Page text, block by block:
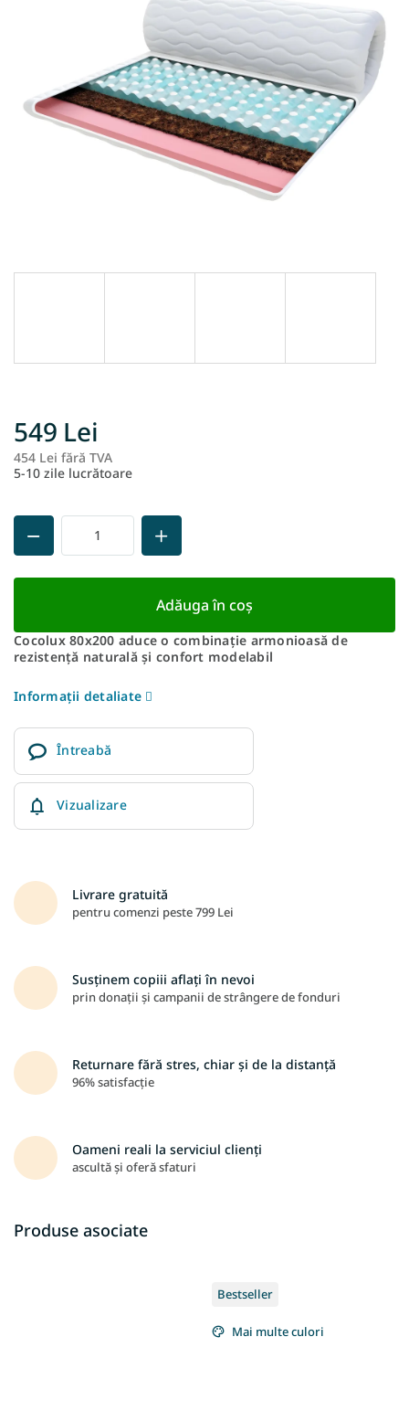
549 Lei
454 Lei fără TVA
5-10 zile lucrătoare
Adăuga în coş
Cocolux 80x200 aduce o combinație armonioasă de
rezistență naturală și confort modelabil
Informaţii detaliate
Întreabă
Vizualizare
Livrare gratuită
pentru comenzi peste 799 Lei
Susținem copiii aflați în nevoi
prin donații și campanii de strângere de fonduri
Returnare fără stres, chiar și de la distanță
96% satisfacție
Oameni reali la serviciul clienți
ascultă și oferă sfaturi
Produse asociate
Bestseller
Mai multe culori